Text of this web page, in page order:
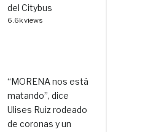
del Citybus
6.6k views
“MORENA nos está
matando”, dice
Ulises Ruiz rodeado
de coronas y un